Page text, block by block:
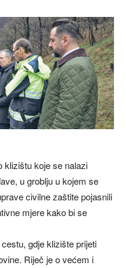
klizištu koje se nalazi
u groblju u kojem se
civilne zaštite pojasnili
mjere kako bi se
gdje klizište prijeti
Riječ je o većem i